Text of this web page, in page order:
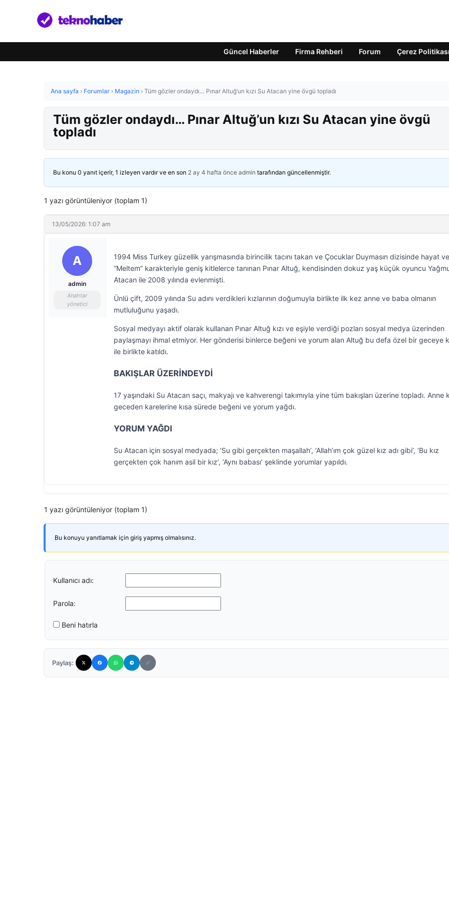
Güncel Haberler Firma Rehberi Forum Çerez Politikası
Ana sayfa › Forumlar › Magazin › Tüm gözler ondaydı… Pınar Altuğ’un kızı Su Atacan yine övgü topladı
Tüm gözler ondaydı… Pınar Altuğ’un kızı Su Atacan yine övgü
topladı
Bu konu 0 yanıt içerir, 1 izleyen vardır ve en son 2 ay 4 hafta önce admin tarafından güncellenmiştir.
1 yazı görüntüleniyor (toplam 1)
13/05/2026: 1:07 am
A
admin
Anahtar
yönetici
1994 Miss Turkey güzellik yarışmasında birincilik tacını takan ve Çocuklar Duymasın dizisinde hayat
“Meltem” karakteriyle geniş kitlelerce tanınan Pınar Altuğ, kendisinden dokuz yaş küçük oyuncu
Atacan ile 2008 yılında evlenmişti.
Ünlü çift, 2009 yılında Su adını verdikleri kızlarının doğumuyla birlikte ilk kez anne ve baba olmanın
mutluluğunu yaşadı.
Sosyal medyayı aktif olarak kullanan Pınar Altuğ kızı ve eşiyle verdiği pozları sosyal medya üzerinden
paylaşmayı ihmal etmiyor. Her gönderisi binlerce beğeni ve yorum alan Altuğ bu defa özel bir geceye
ile birlikte katıldı.
BAKIŞLAR ÜZERİNDEYDİ
17 yaşındaki Su Atacan saçı, makyajı ve kahverengi takımıyla yine tüm bakışları üzerine topladı. Anne
geceden karelerine kısa sürede beğeni ve yorum yağdı.
YORUM YAĞDI
Su Atacan için sosyal medyada; ‘Su gibi gerçekten maşallah’, ‘Allah’ım çok güzel kız adı gibi’, ‘Bu kız
gerçekten çok hanım asil bir kız’, ‘Aynı babası’ şeklinde yorumlar yapıldı.
1 yazı görüntüleniyor (toplam 1)
Bu konuyu yanıtlamak için giriş yapmış olmalısınız.
Kullanıcı adı:
Parola:
Beni hatırla
Paylaş: